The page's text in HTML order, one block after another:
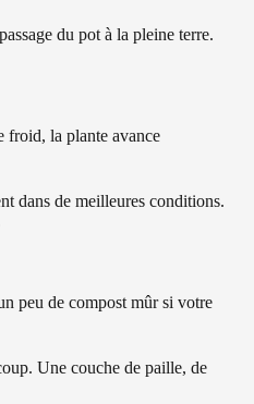
du pot à la pleine terre.
froid, la plante avance
dans de meilleures conditions.
peu de compost mûr si votre
Une couche de paille, de